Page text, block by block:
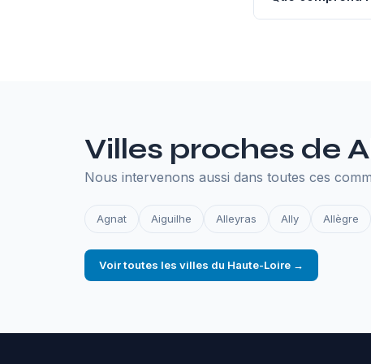
Villes proches de
Nous intervenons aussi dans toutes ces
Agnat Aiguilhe Alleyras Ally Allègre
Voir toutes les villes du Haute-Loire →